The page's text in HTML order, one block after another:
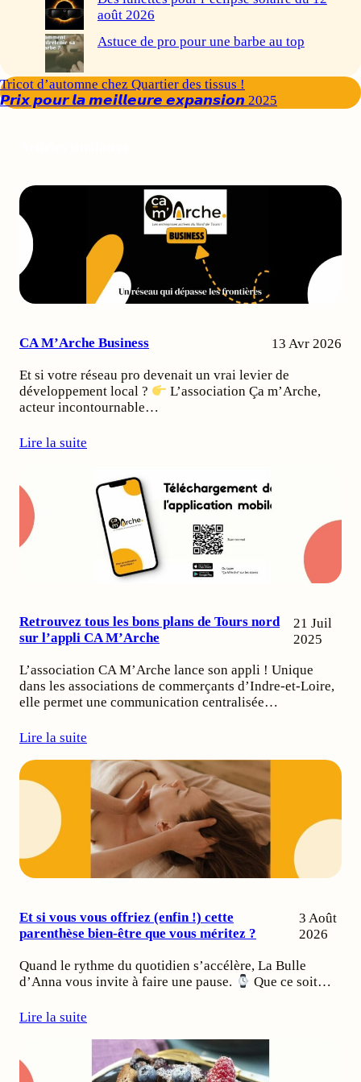
août 2026
Astuce de pro pour une barbe au top
Tricot d’automne chez Quartier des tissus !
𝙋𝙧𝙞𝙭 𝙥𝙤𝙪𝙧 𝙡𝙖 𝙢𝙚𝙞𝙡𝙡𝙚𝙪𝙧𝙚 𝙚𝙭𝙥𝙖𝙣𝙨𝙞𝙤𝙣 2025
CA M’Arche Business 13 Avr 2026
Et si votre réseau pro devenait un vrai levier de
développement local ?
L’association Ça m’Arche,
acteur incontournable…
Lire la suite
Retrouvez tous les bons plans de Tours nord
sur l’appli CA M’Arche
21 Juil
2025
L’association CA M’Arche lance son appli ! Unique
dans les associations de commerçants d’Indre-et-Loire,
elle permet une communication centralisée…
Lire la suite
Et si vous vous offriez (enfin !) cette
parenthèse bien-être que vous méritez ?
3 Août
2026
Quand le rythme du quotidien s’accélère, La Bulle
d’Anna vous invite à faire une pause.
Que ce soit…
Lire la suite